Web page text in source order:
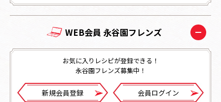
WEB会員 永谷園フレンズ
お気に入りレシピが登録できる！
永谷園フレンズ募集中！
新規会員登録 会員ログイン